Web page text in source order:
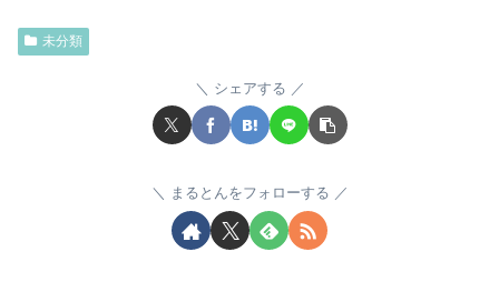
未分類
シェアする
まるとんをフォローする